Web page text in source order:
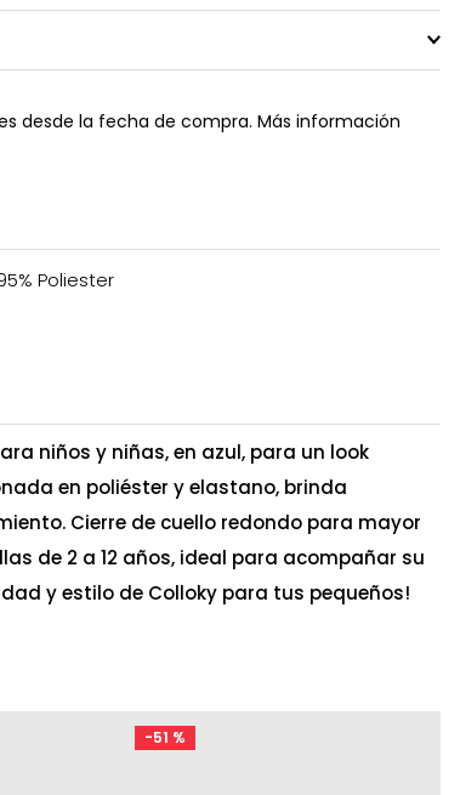
desde la fecha de compra. Más información
Poliester
niños y niñas, en azul, para un look
en poliéster y elastano, brinda
Cierre de cuello redondo para mayor
de 2 a 12 años, ideal para acompañar su
y estilo de Colloky para tus pequeños!
-51 %